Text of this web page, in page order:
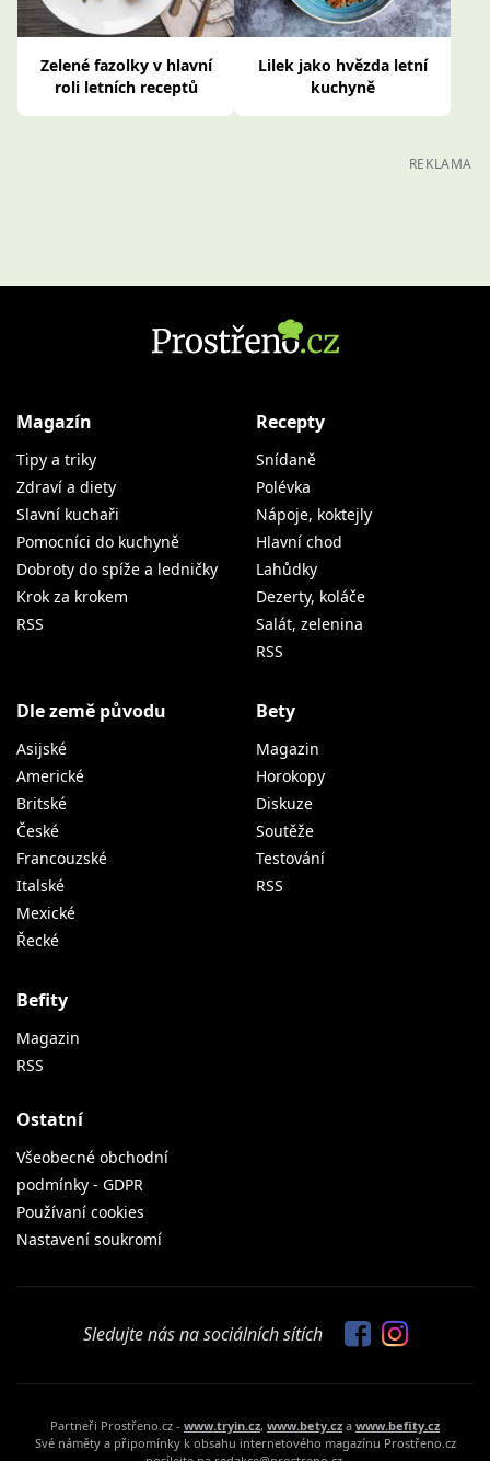
Zelené fazolky v hlavní
roli letních receptů
Lilek jako hvězda letní
kuchyně
REKLAMA
Magazín
Tipy a triky
Zdraví a diety
Slavní kuchaři
Pomocníci do kuchyně
Dobroty do spíže a ledničky
Krok za krokem
RSS
Recepty
Snídaně
Polévka
Nápoje, koktejly
Hlavní chod
Lahůdky
Dezerty, koláče
Salát, zelenina
RSS
Dle země původu
Asijské
Americké
Britské
České
Francouzské
Italské
Mexické
Řecké
Bety
Magazin
Horokopy
Diskuze
Soutěže
Testování
RSS
Befity
Magazin
RSS
Ostatní
Všeobecné obchodní
podmínky - GDPR
Používaní cookies
Nastavení soukromí
Sledujte nás na sociálních sítích
Partneři Prostřeno.cz - www.tryin.cz, www.bety.cz a www.befity.cz
Své náměty a připomínky k obsahu internetového magazínu Prostřeno.cz